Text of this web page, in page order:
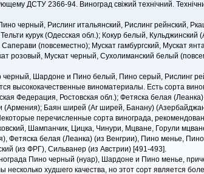
ДСТУ 2366-94. Виноград свіжий технічний.
черный, Рислинг итальянский, Рислинг рейнский,
курук (Одесская обл.); Кокур белый, Кульджинский
(повсеместно); Мускат гамбургский, Мускат
розовый, Мускат черный, Сухолиманский белый
Шардоне и Пино белый, Пино серый, Рислинг
высококачественные виноматериалы. Есть сорта
Федерация, Ростовская обл.); Фетяска белая
Баян ширей (Ar ширей, Банану)
перечисленные сорта винограда,
Шампанчик, Цицка, Чинури, Мцване, Горули
Фетяска белая (Леанка) (из Венгрии), Пино менье,
(из ФРГ), Сильванер (из Австрии) [491-493].
Пино черный (нуар), Шардоне и Пино менье,
худшего качества, но этот сорт является